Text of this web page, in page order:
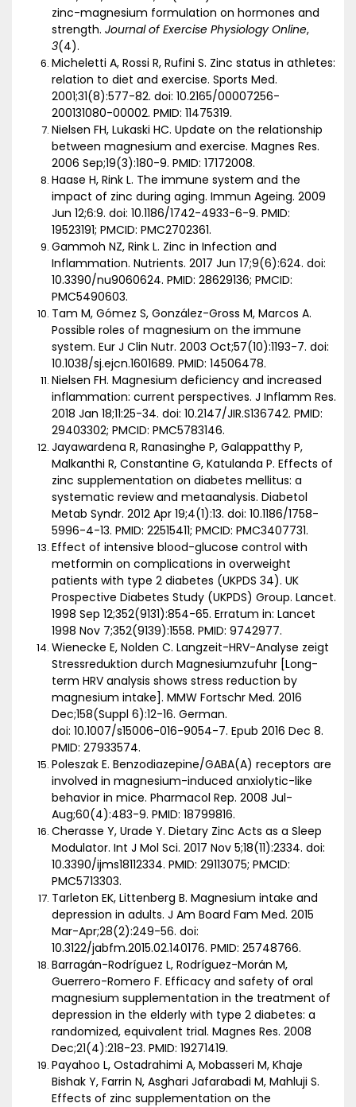
zinc-magnesium formulation on hormones and
strength. Journal of Exercise Physiology Online,
3(4).
Micheletti A, Rossi R, Rufini S. Zinc status in athletes:
relation to diet and exercise. Sports Med.
2001;31(8):577-82. doi: 10.2165/00007256-
200131080-00002. PMID: 11475319.
Nielsen FH, Lukaski HC. Update on the relationship
between magnesium and exercise. Magnes Res.
2006 Sep;19(3):180-9. PMID: 17172008.
Haase H, Rink L. The immune system and the
impact of zinc during aging. Immun Ageing. 2009
Jun 12;6:9. doi: 10.1186/1742-4933-6-9. PMID:
19523191; PMCID: PMC2702361.
Gammoh NZ, Rink L. Zinc in Infection and
Inflammation. Nutrients. 2017 Jun 17;9(6):624. doi:
10.3390/nu9060624. PMID: 28629136; PMCID:
PMC5490603.
Tam M, Gómez S, González-Gross M, Marcos A.
Possible roles of magnesium on the immune
system. Eur J Clin Nutr. 2003 Oct;57(10):1193-7. doi:
10.1038/sj.ejcn.1601689. PMID: 14506478.
Nielsen FH. Magnesium deficiency and increased
inflammation: current perspectives. J Inflamm Res.
2018 Jan 18;11:25-34. doi: 10.2147/JIR.S136742. PMID:
29403302; PMCID: PMC5783146.
Jayawardena R, Ranasinghe P, Galappatthy P,
Malkanthi R, Constantine G, Katulanda P. Effects of
zinc supplementation on diabetes mellitus: a
systematic review and metaanalysis. Diabetol
Metab Syndr. 2012 Apr 19;4(1):13. doi: 10.1186/1758-
5996-4-13. PMID: 22515411; PMCID: PMC3407731.
Effect of intensive blood-glucose control with
metformin on complications in overweight
patients with type 2 diabetes (UKPDS 34). UK
Prospective Diabetes Study (UKPDS) Group. Lancet.
1998 Sep 12;352(9131):854-65. Erratum in: Lancet
1998 Nov 7;352(9139):1558. PMID: 9742977.
Wienecke E, Nolden C. Langzeit-HRV-Analyse zeigt
Stressreduktion durch Magnesiumzufuhr [Long-
term HRV analysis shows stress reduction by
magnesium intake]. MMW Fortschr Med. 2016
Dec;158(Suppl 6):12-16. German.
doi: 10.1007/s15006-016-9054-7. Epub 2016 Dec 8.
PMID: 27933574.
Poleszak E. Benzodiazepine/GABA(A) receptors are
involved in magnesium-induced anxiolytic-like
behavior in mice. Pharmacol Rep. 2008 Jul-
Aug;60(4):483-9. PMID: 18799816.
Cherasse Y, Urade Y. Dietary Zinc Acts as a Sleep
Modulator. Int J Mol Sci. 2017 Nov 5;18(11):2334. doi:
10.3390/ijms18112334. PMID: 29113075; PMCID:
PMC5713303.
Tarleton EK, Littenberg B. Magnesium intake and
depression in adults. J Am Board Fam Med. 2015
Mar-Apr;28(2):249-56. doi:
10.3122/jabfm.2015.02.140176. PMID: 25748766.
Barragán-Rodríguez L, Rodríguez-Morán M,
Guerrero-Romero F. Efficacy and safety of oral
magnesium supplementation in the treatment of
depression in the elderly with type 2 diabetes: a
randomized, equivalent trial. Magnes Res. 2008
Dec;21(4):218-23. PMID: 19271419.
Payahoo L, Ostadrahimi A, Mobasseri M, Khaje
Bishak Y, Farrin N, Asghari Jafarabadi M, Mahluji S.
Effects of zinc supplementation on the